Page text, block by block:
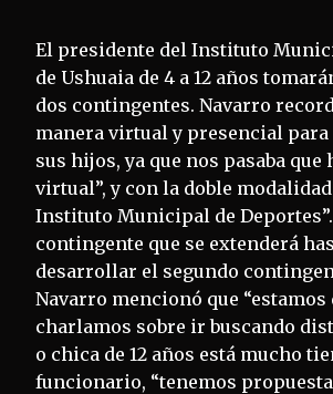
El presidente del Instituto
de Ushuaia de 4 a 12 años
dos contingentes. Navarro
manera virtual y presencial
sus hijos, ya que nos pasaba
virtual”, y con la doble
Instituto Municipal de
contingente que se extenderá
desarrollar el segundo
Navarro mencionó que
charlamos sobre ir buscando
o chica de 12 años está mucho
funcionario, “tenemos